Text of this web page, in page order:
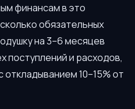
финансам в это
обязательных
на 3–6 месяцев
поступлений и расходов,
10–15% от